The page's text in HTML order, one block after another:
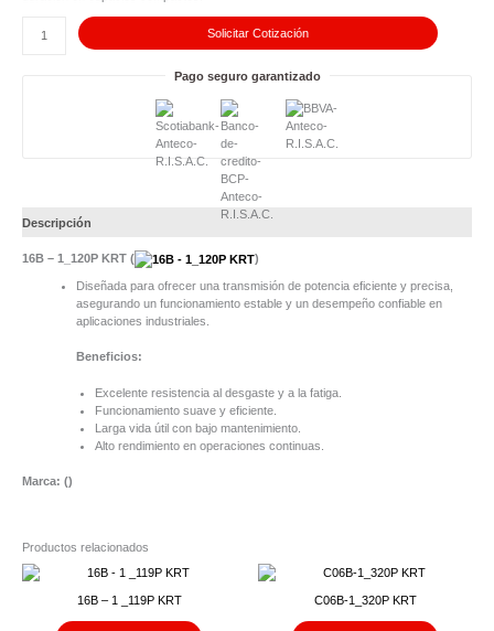
Solicitar Cotización
Pago seguro garantizado
Descripción
16B – 1_120P KRT ( )
Diseñada para ofrecer una transmisión de potencia eficiente y precisa,
asegurando un funcionamiento estable y un desempeño confiable en
aplicaciones industriales.
Beneficios:
Excelente resistencia al desgaste y a la fatiga.
Funcionamiento suave y eficiente.
Larga vida útil con bajo mantenimiento.
Alto rendimiento en operaciones continuas.
Marca: ()
Productos relacionados
16B – 1 _119P KRT C06B-1_320P KRT